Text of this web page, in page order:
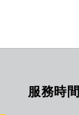
服務時間